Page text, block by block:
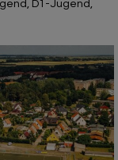
D1-Jugend